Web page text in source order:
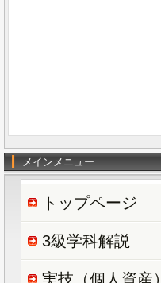
メインメニュー
トップページ
3級学科解説
実技（個人資産）